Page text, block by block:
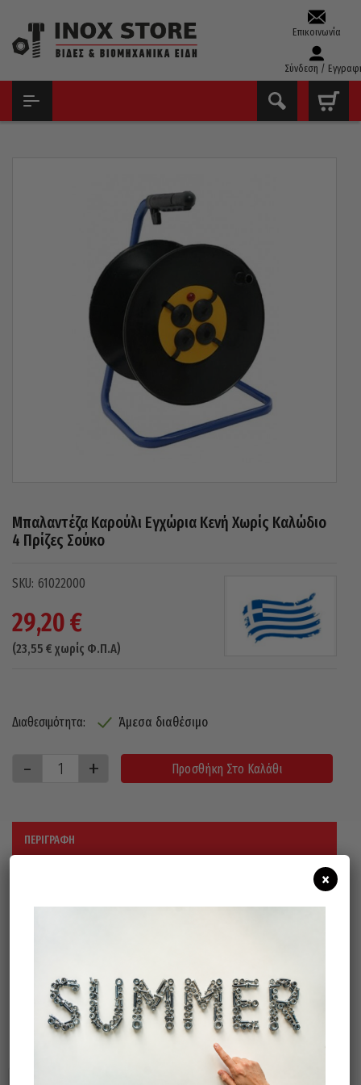
Επικοινωνία
Σύνδεση /
ΜΠΑΛΑΝΤΈΖΑ ΚΑΡΟΎΛΙ ΕΓΧΏΡΙΑ ΚΕΝΉ ΧΩΡΊΣ ΚΑΛΏΔΙΟ 4 ΠΡΊΖΕΣ
Μπαλαντέζα Καρούλι Εγχώρια Κενή Χωρίς Καλώδιο
4 Πρίζες Σούκο
61022000
29,20€
(23,55 € χωρίς Φ.Π.Α)
Διαθεσιμότητα: Άμεσα διαθέσιμο
Προσθήκη Στο Καλάθι
ΠΕΡΙΓΡΑΦΉ
ασφαλείας
Σχετικά προϊόντα
×